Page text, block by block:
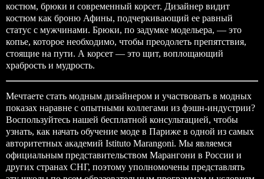
костюм, брюки и современный корсет. Дизайнер видит
костюм как броню Афины, подчеркивающий ее равный
статус с мужчинами. Брюки, по задумке модельера, — это
копье, которое необходимо, чтобы преодолеть препятствия,
стоящие на пути. А корсет — это щит, воплощающий
храбрость и мудрость.
Мечтаете стать модным дизайнером и участвовать в модных
показах наравне с опытными коллегами из фэшн-индустрии?
Воспользуйтесь нашей бесплатной консультацией, чтобы
узнать, как начать обучение моде в Париже в одной из самых
авторитетных академий Istituto Marangoni. Мы являемся
официальным представительством Марангони в России и
других странах СНГ, поэтому уполномочены представлять